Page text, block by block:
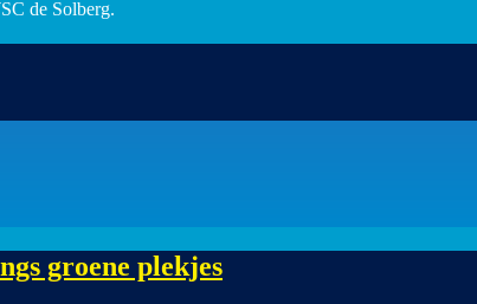
de Solberg.
groene plekjes